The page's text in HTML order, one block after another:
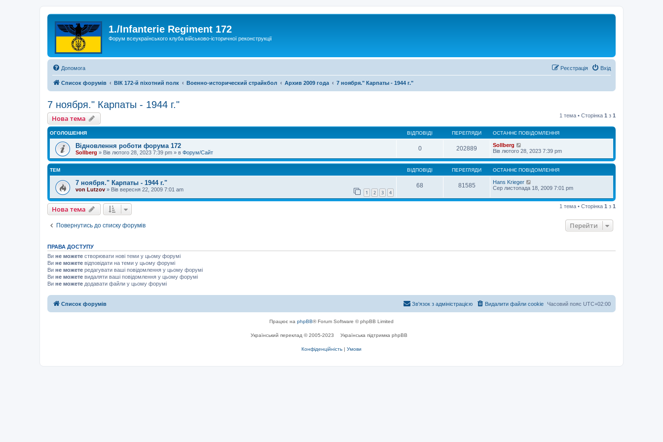
1./Infanterie Regiment 172
Форум всеукраїнського клуба військово-історичної реконструкції
Допомога Вхід
Реєстрація
Список форумів ВІК 172-й піхотний полк Военно-исторический страйкбол Архив 2009 года 7 ноября." Карпаты - 1944 г."
7 ноября." Карпаты - 1944 г."
Нова тема 1 тема • Сторінка 1 з 1
ОГОЛОШЕННЯ ВІДПОВІДІ ПЕРЕГЛЯДИ ОСТАННЄ ПОВІДОМЛЕННЯ
Відновлення роботи форума 172
Sollberg » Вів лютого 28, 2023 7:39 pm » в Форум/Сайт
0 202889
Sollberg
Вів лютого 28, 2023 7:39 pm
ТЕМ ВІДПОВІДІ ПЕРЕГЛЯДИ ОСТАННЄ ПОВІДОМЛЕННЯ
7 ноября." Карпаты - 1944 г."
von Lutzov » Вів вересня 22, 2009 7:01 am 1 2 3 4
68 81585
Hans Krieger
Сер листопада 18, 2009 7:01 pm
Нова тема 1 тема • Сторінка 1 з 1
Повернутись до списку форумів Перейти
ПРАВА ДОСТУПУ
Ви не можете створювати нові теми у цьому форумі
Ви не можете відповідати на теми у цьому форумі
Ви не можете редагувати ваші повідомлення у цьому форумі
Ви не можете видаляти ваші повідомлення у цьому форумі
Ви не можете додавати файли у цьому форумі
Список форумів Часовий пояс UTC+02:00
Видалити файли cookie
Зв'язок з адміністрацією
Працює на phpBB® Forum Software © phpBB Limited
Український переклад © 2005-2023 Українська підтримка phpBB
Конфіденційність | Умови